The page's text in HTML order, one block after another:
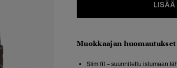
LISÄÄ
Muokkaajan huomautukset
Slim fit – suunniteltu istumaan